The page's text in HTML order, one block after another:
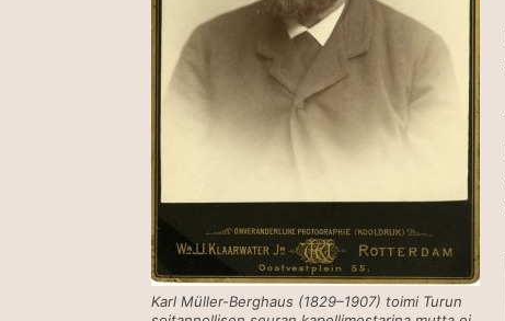
Karl Müller-Berghaus (1829–1907) toimi Turun